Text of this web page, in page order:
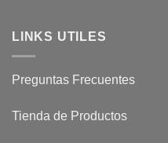
LINKS UTILES
Preguntas Frecuentes
Tienda de Productos